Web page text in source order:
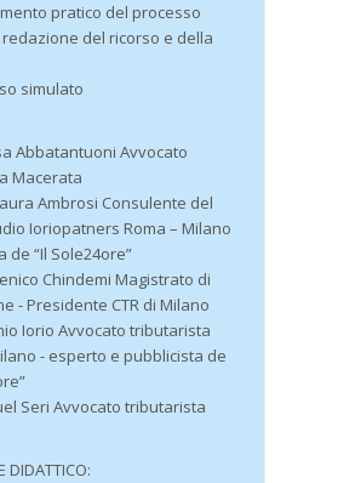
pratico del processo
del ricorso e della
simulato
Abbatantuoni Avvocato
Macerata
Ambrosi Consulente del
Ioriopatners Roma – Milano
de “Il Sole24ore”
Chindemi Magistrato di
- Presidente CTR di Milano
Iorio Avvocato tributarista
- esperto e pubblicista de
Seri Avvocato tributarista
DIDATTICO: